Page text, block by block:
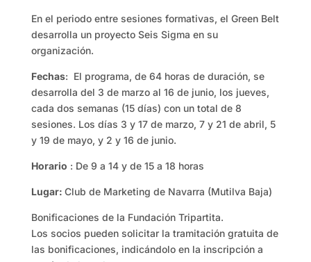
En el periodo entre sesiones formativas, el Green Belt
desarrolla un proyecto Seis Sigma en su
organización.
Fechas: El programa, de 64 horas de duración, se
desarrolla del 3 de marzo al 16 de junio, los jueves,
cada dos semanas (15 días) con un total de 8
sesiones. Los días 3 y 17 de marzo, 7 y 21 de abril, 5
y 19 de mayo, y 2 y 16 de junio.
Horario : De 9 a 14 y de 15 a 18 horas
Lugar: Club de Marketing de Navarra (Mutilva Baja)
Bonificaciones de la Fundación Tripartita.
Los socios pueden solicitar la tramitación gratuita de
las bonificaciones, indicándolo en la inscripción a